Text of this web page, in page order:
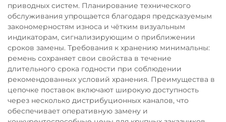
приводных систем. Планирование технического
обслуживания упрощается благодаря предсказуемым
закономерностям износа и чётким визуальным
индикаторам, сигнализирующим о приближении
сроков замены. Требования к хранению минимальны:
ремень сохраняет свои свойства в течение
длительного срока годности при соблюдении
рекомендованных условий хранения. Преимущества в
цепочке поставок включают широкую доступность
через несколько дистрибуционных каналов, что
обеспечивает оперативную замену и